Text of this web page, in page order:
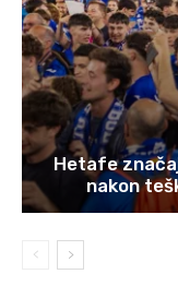
Hetafe
nakon